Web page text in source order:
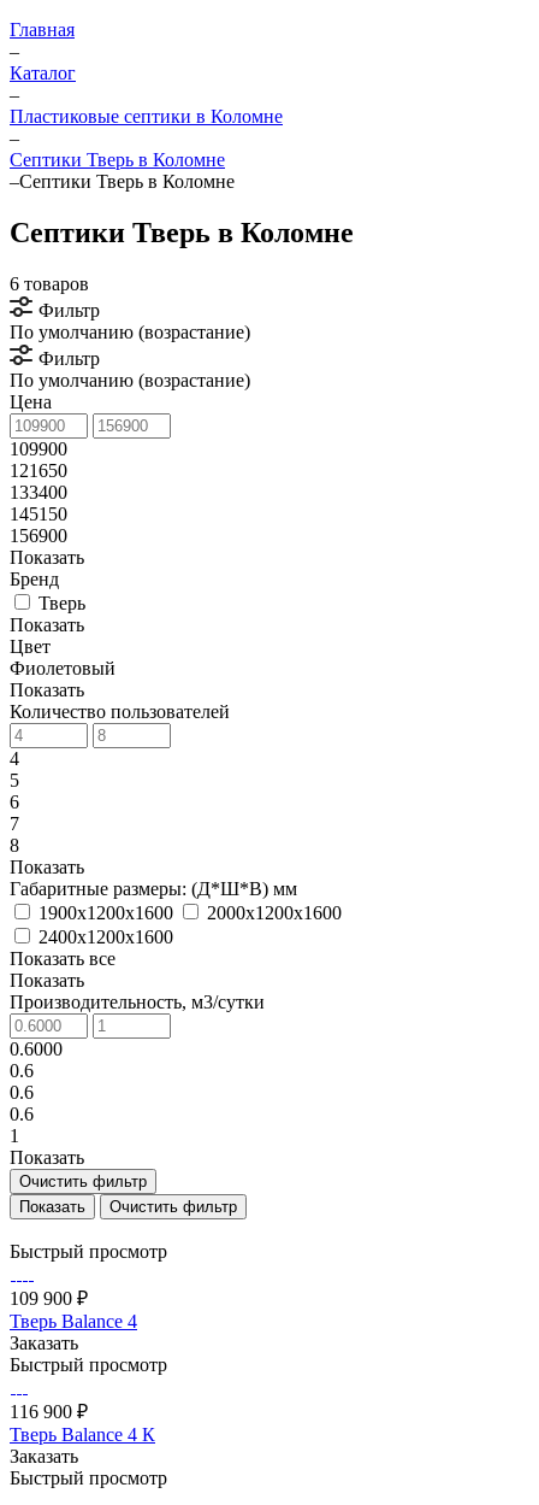
Главная
–
Каталог
–
Пластиковые септики в Коломне
–
Септики Тверь в Коломне
–Септики Тверь в Коломне
Септики Тверь в Коломне
6 товаров
Фильтр
По умолчанию (возрастание)
Фильтр
По умолчанию (возрастание)
Цена
109900
121650
133400
145150
156900
Показать
Бренд
Тверь
Показать
Цвет
Фиолетовый
Показать
Количество пользователей
4
5
6
7
8
Показать
Габаритные размеры: (Д*Ш*В) мм
1900х1200х1600
2000х1200х1600
2400х1200х1600
Показать все
Показать
Производительность, м3/сутки
0.6000
0.6
0.6
0.6
1
Показать
Очистить фильтр
Очистить фильтр
Быстрый просмотр
109 900 ₽
Тверь Balance 4
Заказать
Быстрый просмотр
116 900 ₽
Тверь Balance 4 К
Заказать
Быстрый просмотр